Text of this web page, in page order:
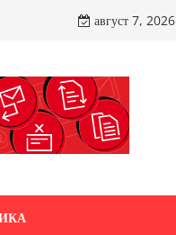
август 7, 2026